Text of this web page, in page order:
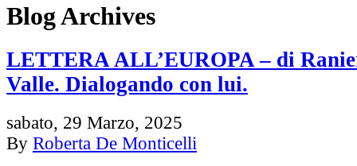
Blog Archives
LETTERA ALL’EUROPA – di
Valle. Dialogando con lui.
sabato, 29 Marzo, 2025
By Roberta De Monticelli